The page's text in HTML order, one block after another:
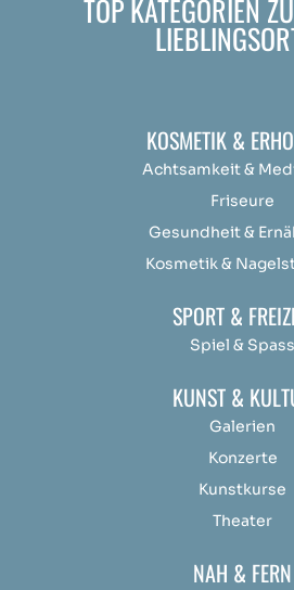
TOP KATEGORIEN
KOSMETIK &
Achtsamkeit &
Friseure
Gesundheit &
Kosmetik &
SPORT &
Spiel & Spass
KUNST &
Galerien
Konzerte
Kunstkurse
Theater
NAH & FERN